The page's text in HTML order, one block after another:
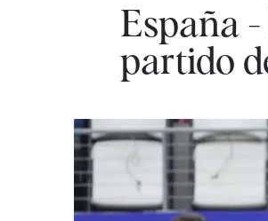
España
partido